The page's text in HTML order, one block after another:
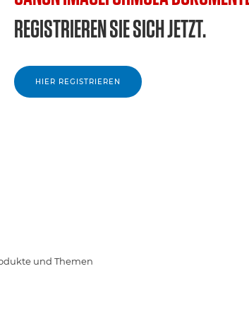
REGISTRIEREN SIE SICH JETZT.
HIER REGISTRIEREN
und Themen